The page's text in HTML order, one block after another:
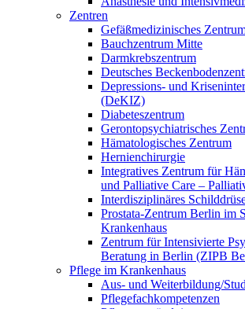
Zentren
Gefäßmedizinisches
Bauchzentrum Mitte
Darmkrebszentrum
Deutsches
Depressions- und
(DeKIZ)
Diabeteszentrum
Gerontopsychiatrisches
Hämatologisches Zentrum
Hernienchirurgie
Integratives Zentrum für
und Palliative Care –
Interdisziplinäres
Prostata-Zentrum Berlin im
Krankenhaus
Zentrum für Intensivierte
Beratung in Berlin (ZIPB
Pflege im Krankenhaus
Aus- und Weiterbildung/
Pflegefachkompetenzen